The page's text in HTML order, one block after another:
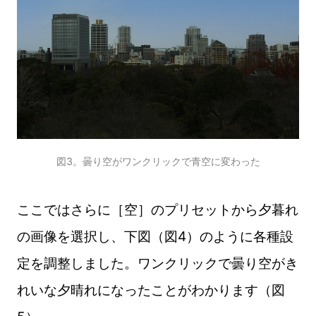
図3。曇り空がワンクリックで青空に変わった
ここではさらに［空］のプリセットから夕暮れ
の画像を選択し、下図（図4）のように各種設
定を調整しました。ワンクリックで曇り空がき
れいな夕晴れになったことがわかります（図